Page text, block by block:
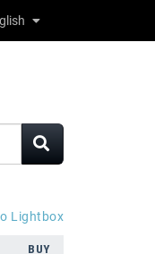
Lightbox
BUY